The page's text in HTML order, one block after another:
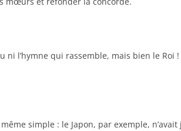
ni l’hymne qui rassemble, mais bien le
simple : le Japon, par exemple,